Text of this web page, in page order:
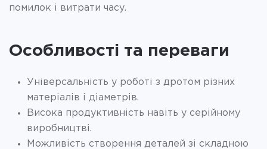
помилок і витрати часу.
Особливості та переваги
Універсальність у роботі з дротом різних
матеріалів і діаметрів.
Висока продуктивність навіть у серійному
виробництві.
Можливість створення деталей зі складною